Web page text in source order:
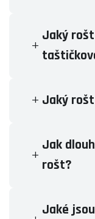
Jaký
Jaký
Jak
rošt?
Jaké